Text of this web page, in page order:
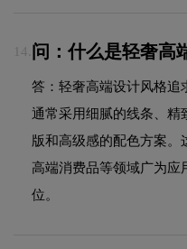
14. 问：什么是轻奢高
答：轻奢高端设计风格追
通常采用细腻的线条、精
版和高级感的配色方案。
高端消费品等领域广为应
位。